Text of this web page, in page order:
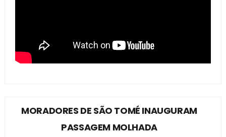
MORADORES DE SÃO TOMÉ INAUGURAM
PASSAGEM MOLHADA